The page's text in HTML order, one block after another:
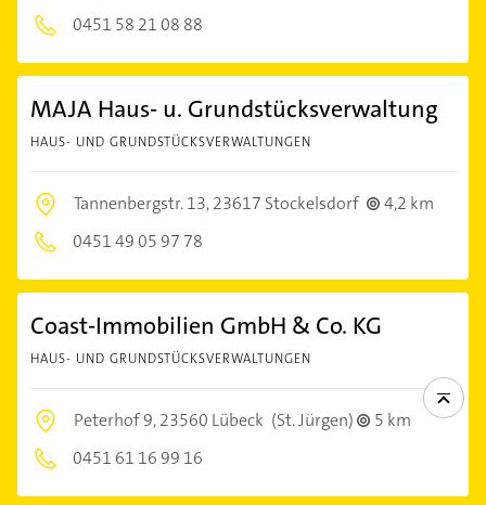
0451 58 21 08 88
MAJA Haus- u. Grundstücksverwaltung
HAUS- UND GRUNDSTÜCKSVERWALTUNGEN
Tannenbergstr. 13,23617 Stockelsdorf
4,2 km
0451 49 05 97 78
Coast-Immobilien GmbH & Co. KG
HAUS- UND GRUNDSTÜCKSVERWALTUNGEN
Peterhof 9,23560 Lübeck (St. Jürgen)
5 km
0451 61 16 99 16